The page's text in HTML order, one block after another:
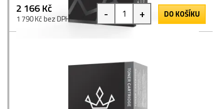
2 166 Kč
1 790 Kč bez DPH - + DO KOŠÍKU